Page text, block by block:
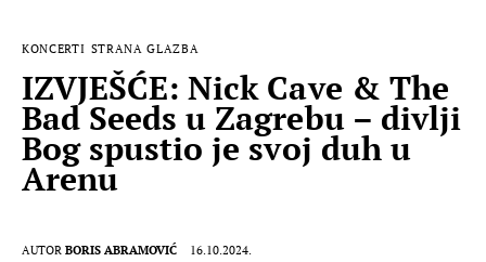
KONCERTI STRANA GLAZBA
IZVJEŠĆE: Nick Cave & The
Bad Seeds u Zagrebu – divlji
Bog spustio je svoj duh u
Arenu
AUTOR BORIS ABRAMOVIĆ 16.10.2024.